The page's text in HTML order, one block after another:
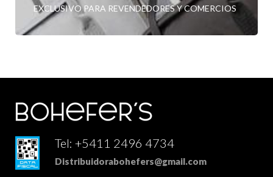
EXCLUSIVO PARA REVENDEDORES Y COMERCIOS
Tel: +5411 2496 4734
Distribuidorabohefers@gmail.com